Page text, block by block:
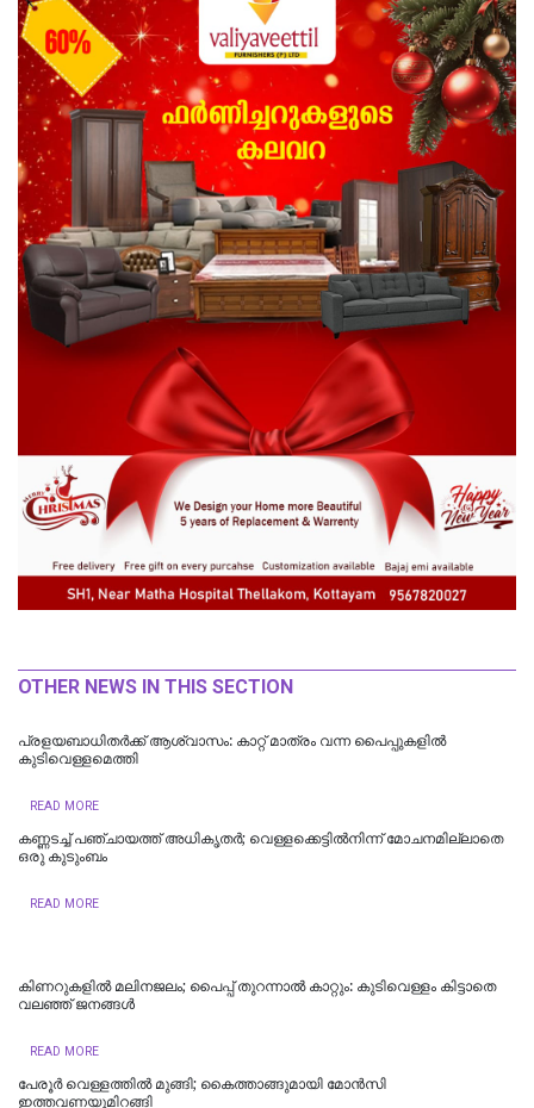
OTHER NEWS IN THIS SECTION
പ്രളയബാധിതര്‍ക്ക് ആശ്വാസം: കാറ്റ് മാത്രം വന്ന പൈപ്പുകളിൽ
കുടിവെള്ളമെത്തി
READ MORE
കണ്ണടച്ച് പഞ്ചായത്ത് അധികൃതര്‍; വെള്ളക്കെട്ടില്‍നിന്ന് മോചനമില്ലാതെ
ഒരു കുടുംബം
READ MORE
കിണറുകളില്‍ മലിനജലം; പൈപ്പ് തുറന്നാല്‍ കാറ്റും: കുടിവെള്ളം കിട്ടാതെ
വലഞ്ഞ് ജനങ്ങള്‍
READ MORE
പേരൂർ വെള്ളത്തിൽ മുങ്ങി; കൈത്താങ്ങുമായി മോൻസി
ഇത്തവണയുമിറങ്ങി